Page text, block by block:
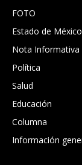
FOTO
Estado de México
Nota Informativa
Política
Salud
Educación
Columna
Información